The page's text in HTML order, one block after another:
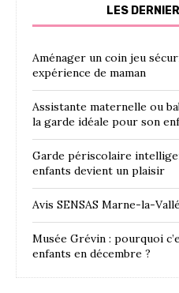
LES
Aménager un coin jeu
expérience de maman
Assistante maternelle ou
la garde idéale pour son
Garde périscolaire
enfants devient un plaisir
Avis SENSAS Marne-la-
Musée Grévin : pourquoi
enfants en décembre ?